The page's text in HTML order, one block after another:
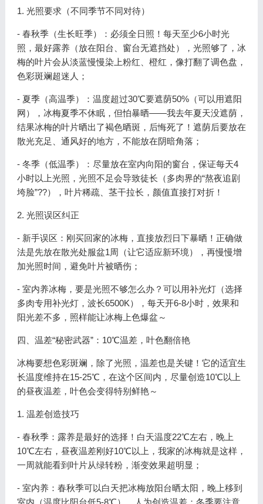
1. 光照要求（不同季节不同对待）
- 春秋季（生长旺季）：必须全日照！每天至少6小时光
照，最好露养（放在阳台、窗台无遮挡处），光照够了，冰
梅的叶片会从淡蓝慢慢染上粉红、橙红，像打翻了调色盘，
色彩斑斓超迷人；
- 夏季（高温季）：温度超过30℃要遮荫50%（可以用遮阳
网），冰梅夏季不休眠，但怕暴晒——我去年夏天没遮荫，
结果冰梅的叶片晒出了褐色晒斑，后悔死了！遮荫后要放在
散光充足、通风好的地方，不能放在阴暗角落；
- 冬季（低温季）：尽量放在室内向阳的窗台，保证每天4
小时以上光照，光照不足会导致徒长（多肉界的“熬夜追剧
垮脸”??），叶片稀疏、茎干拉长，颜值直接打对折！
2. 光照误区纠正
- 新手误区：刚买回家的冰梅，直接放烈日下暴晒！正确做
法是先放在散光处服盆1周（让它适应新环境），再慢慢增
加光照时间，避免叶片被晒伤；
- 室内养冰梅，要是光照不够怎么办？可以用补光灯（选择
多肉专用补光灯，波长6500K），每天开6-8小时，效果和
阳光差不多，照样能让冰梅上色爆盆～
四、温差“秘密武器”：10℃温差，叶色翻倍艳
冰梅要想色彩斑斓，除了光照，温差也是关键！它的适宜生
长温度维持在15-25℃，在这个区间内，尽量创造10℃以上
的昼夜温差，叶色会变得特别鲜艳～
1. 温差创造技巧
- 春秋季：露养是最好的选择！白天温度22℃左右，晚上
10℃左右，昼夜温差刚好10℃以上，我家的冰梅就是这样，
一周就能看到叶片从绿转粉，渐变效果超明显；
- 室内养：春秋季可以白天把冰梅放阳台晒太阳，晚上移到
室内（温度比阳台低5-8℃），人为创造温差；冬季要注意